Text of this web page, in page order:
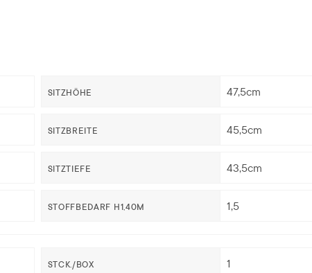
SITZHÖHE 47,5cm
SITZBREITE 45,5cm
SITZTIEFE 43,5cm
STOFFBEDARF H1,40M 1,5
STCK./BOX 1